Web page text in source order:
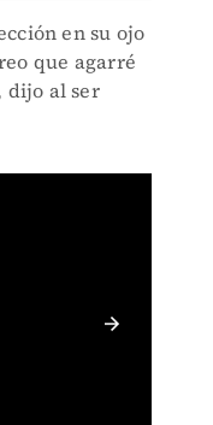
en su ojo
que agarré
dijo al ser